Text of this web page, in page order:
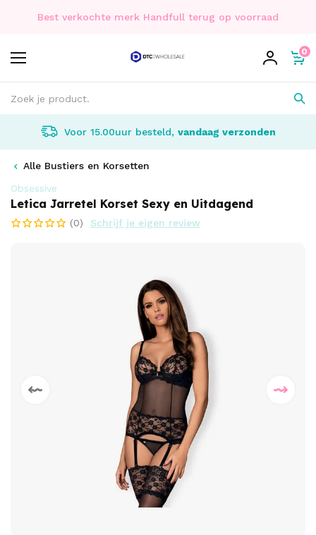
Best verkochte merk Handfull terug op voorraad
0
Voor 15.00uur besteld, vandaag verzonden
Alle Bustiers en Korsetten
Obsessive
Letica Jarretel Korset Sexy en Uitdagend
(0) Schrijf je eigen review